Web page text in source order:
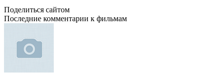
Поделиться сайтом
Последние комментарии к фильмам